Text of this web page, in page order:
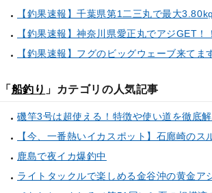
「 船釣り 」カテゴリの人気記事
鹿島で夜イカ爆釣中
ライトタックルで楽しめる金谷沖の黄金ア